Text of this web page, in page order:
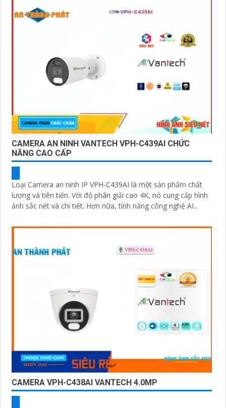
CAMERA AN NINH VANTECH VPH-C439AI CHỨC
NĂNG CAO CẤP
Loại Camera an ninh IP VPH-C439AI là một sản phẩm chất
lượng và tiên tiến. Với độ phân giải cao 4K, nó cung cấp hình
ảnh sắc nét và chi tiết. Hơn nữa, tính năng công nghệ AI...
CAMERA VPH-C438AI VANTECH 4.0MP